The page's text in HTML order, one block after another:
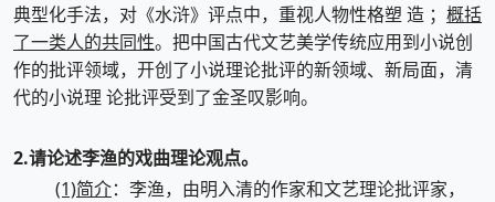
典型化手法，对《水浒》评点中，重视人物性格塑 造 ； 概括
了一类人的共同性。把中国古代文艺美学传统应用到小说创
作的批评领域，开创了小说理论批评的新领域、新局面，清
代的小说理 论批评受到了金圣叹影响。
2.请论述李渔的戏曲理论观点。
(1)简介：李渔，由明入清的作家和文艺理论批评家，